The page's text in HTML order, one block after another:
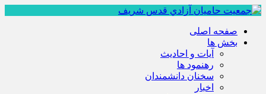
صفحه اصلی
بخش ها
آیات و احادیث
رهنمود ها
سخنان دانشمندان
اخبار